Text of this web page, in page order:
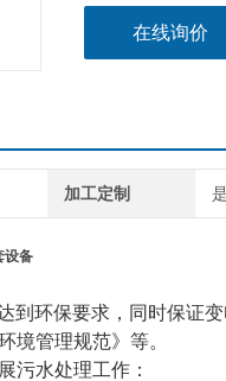
在线询价
加工定制 是
设备
环保要求，同时保证
境管理规范》等。
污水处理工作：